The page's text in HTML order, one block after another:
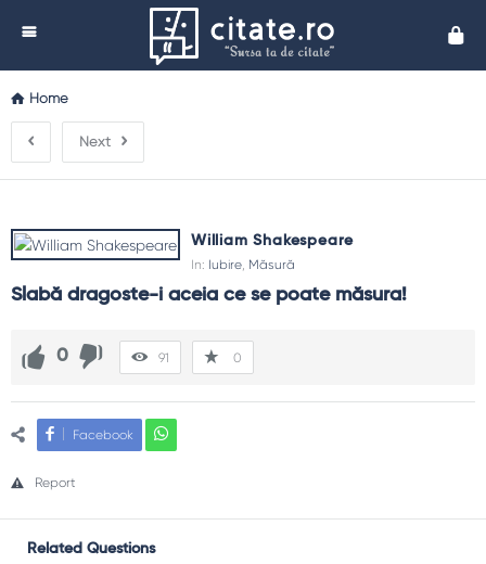
Home
Next
William Shakespeare
In: Iubire, Măsură
Slabă dragoste-i aceia ce se poate măsura!
0 91 0
Facebook
Report
Related Questions